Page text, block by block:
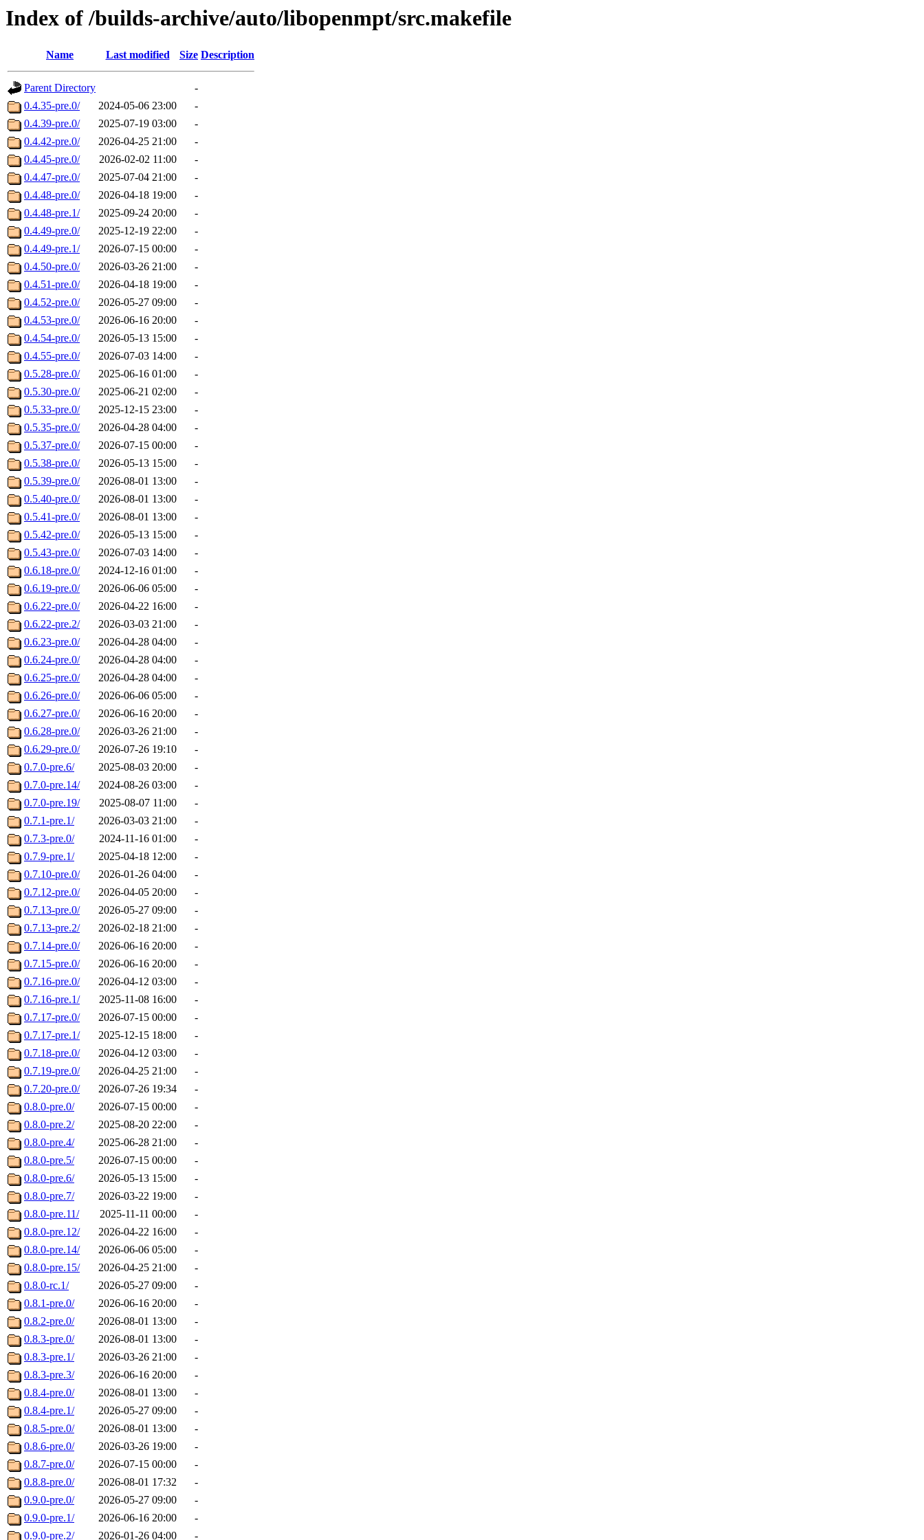
Index of /builds-archive/auto/libopenmpt/src.makefile
Name Last modified Size Description
Parent Directory
-
0.4.35-pre.0/
2024-05-06 23:00
-
0.4.39-pre.0/
2025-07-19 03:00
-
0.4.42-pre.0/
2026-04-25 21:00
-
0.4.45-pre.0/
2026-02-02 11:00
-
0.4.47-pre.0/
2025-07-04 21:00
-
0.4.48-pre.0/
2026-04-18 19:00
-
0.4.48-pre.1/
2025-09-24 20:00
-
0.4.49-pre.0/
2025-12-19 22:00
-
0.4.49-pre.1/
2026-07-15 00:00
-
0.4.50-pre.0/
2026-03-26 21:00
-
0.4.51-pre.0/
2026-04-18 19:00
-
0.4.52-pre.0/
2026-05-27 09:00
-
0.4.53-pre.0/
2026-06-16 20:00
-
0.4.54-pre.0/
2026-05-13 15:00
-
0.4.55-pre.0/
2026-07-03 14:00
-
0.5.28-pre.0/
2025-06-16 01:00
-
0.5.30-pre.0/
2025-06-21 02:00
-
0.5.33-pre.0/
2025-12-15 23:00
-
0.5.35-pre.0/
2026-04-28 04:00
-
0.5.37-pre.0/
2026-07-15 00:00
-
0.5.38-pre.0/
2026-05-13 15:00
-
0.5.39-pre.0/
2026-08-01 13:00
-
0.5.40-pre.0/
2026-08-01 13:00
-
0.5.41-pre.0/
2026-08-01 13:00
-
0.5.42-pre.0/
2026-05-13 15:00
-
0.5.43-pre.0/
2026-07-03 14:00
-
0.6.18-pre.0/
2024-12-16 01:00
-
0.6.19-pre.0/
2026-06-06 05:00
-
0.6.22-pre.0/
2026-04-22 16:00
-
0.6.22-pre.2/
2026-03-03 21:00
-
0.6.23-pre.0/
2026-04-28 04:00
-
0.6.24-pre.0/
2026-04-28 04:00
-
0.6.25-pre.0/
2026-04-28 04:00
-
0.6.26-pre.0/
2026-06-06 05:00
-
0.6.27-pre.0/
2026-06-16 20:00
-
0.6.28-pre.0/
2026-03-26 21:00
-
0.6.29-pre.0/
2026-07-26 19:10
-
0.7.0-pre.6/
2025-08-03 20:00
-
0.7.0-pre.14/
2024-08-26 03:00
-
0.7.0-pre.19/
2025-08-07 11:00
-
0.7.1-pre.1/
2026-03-03 21:00
-
0.7.3-pre.0/
2024-11-16 01:00
-
0.7.9-pre.1/
2025-04-18 12:00
-
0.7.10-pre.0/
2026-01-26 04:00
-
0.7.12-pre.0/
2026-04-05 20:00
-
0.7.13-pre.0/
2026-05-27 09:00
-
0.7.13-pre.2/
2026-02-18 21:00
-
0.7.14-pre.0/
2026-06-16 20:00
-
0.7.15-pre.0/
2026-06-16 20:00
-
0.7.16-pre.0/
2026-04-12 03:00
-
0.7.16-pre.1/
2025-11-08 16:00
-
0.7.17-pre.0/
2026-07-15 00:00
-
0.7.17-pre.1/
2025-12-15 18:00
-
0.7.18-pre.0/
2026-04-12 03:00
-
0.7.19-pre.0/
2026-04-25 21:00
-
0.7.20-pre.0/
2026-07-26 19:34
-
0.8.0-pre.0/
2026-07-15 00:00
-
0.8.0-pre.2/
2025-08-20 22:00
-
0.8.0-pre.4/
2025-06-28 21:00
-
0.8.0-pre.5/
2026-07-15 00:00
-
0.8.0-pre.6/
2026-05-13 15:00
-
0.8.0-pre.7/
2026-03-22 19:00
-
0.8.0-pre.11/
2025-11-11 00:00
-
0.8.0-pre.12/
2026-04-22 16:00
-
0.8.0-pre.14/
2026-06-06 05:00
-
0.8.0-pre.15/
2026-04-25 21:00
-
0.8.0-rc.1/
2026-05-27 09:00
-
0.8.1-pre.0/
2026-06-16 20:00
-
0.8.2-pre.0/
2026-08-01 13:00
-
0.8.3-pre.0/
2026-08-01 13:00
-
0.8.3-pre.1/
2026-03-26 21:00
-
0.8.3-pre.3/
2026-06-16 20:00
-
0.8.4-pre.0/
2026-08-01 13:00
-
0.8.4-pre.1/
2026-05-27 09:00
-
0.8.5-pre.0/
2026-08-01 13:00
-
0.8.6-pre.0/
2026-03-26 19:00
-
0.8.7-pre.0/
2026-07-15 00:00
-
0.8.8-pre.0/
2026-08-01 17:32
-
0.9.0-pre.0/
2026-05-27 09:00
-
0.9.0-pre.1/
2026-06-16 20:00
-
0.9.0-pre.2/
2026-01-26 04:00 -